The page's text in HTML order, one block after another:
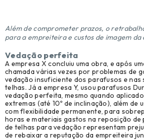
Além de comprometer prazos, o
para a empreiteira e custos de imagem da
Vedação perfeita
A empresa X concluiu uma obra, e após
chamada várias vezes por problemas de
vedação insuficiente dos parafusos e nas
telhas. Já a empresa Y, usou parafusos
vedação perfeita, mesmo quando
extremas (até 10º de inclinação), além de
com flexibilidade permanente, para
horas e materiais gastos na reposição
de telhas para vedação representam
de rebaixar a reputação da empreiteira